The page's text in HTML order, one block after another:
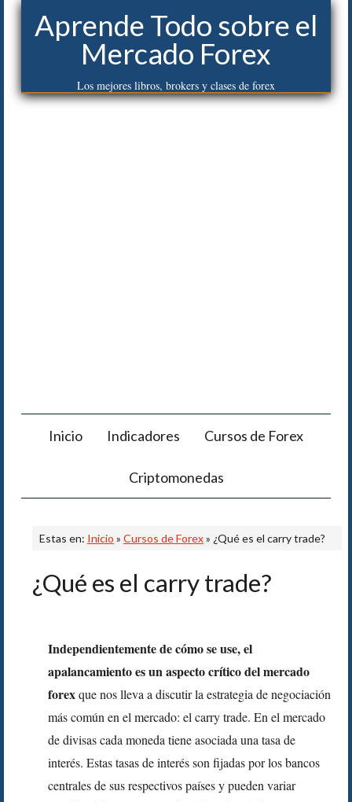
Aprende Todo sobre el
Mercado Forex
Los mejores libros, brokers y clases de forex
Inicio Indicadores Cursos de Forex
Criptomonedas
Estas en: Inicio » Cursos de Forex» ¿Qué es el carry trade?
¿Qué es el carry trade?
Independientemente de cómo se use, el
apalancamiento es un aspecto crítico del mercado
forexque nos lleva a discutir la estrategia de negociación
más común en el mercado: el carry trade. En el mercado
de divisas cada moneda tiene asociada una tasa de
interés. Estas tasas de interés son fijadas por los bancos
centrales de sus respectivos países y pueden variar